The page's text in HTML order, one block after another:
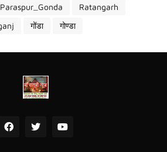
Paraspur_Gonda
Ratangarh
गोंडा गोण्डा